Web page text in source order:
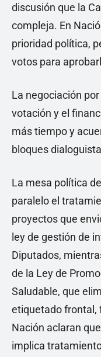
discusión que la
compleja. En
prioridad política,
votos para
La negociación
votación y el
más tiempo y
bloques
La mesa política
paralelo el
proyectos que
ley de gestión de
Diputados,
de la Ley de
Saludable, que
etiquetado frontal,
Nación aclaran
implica